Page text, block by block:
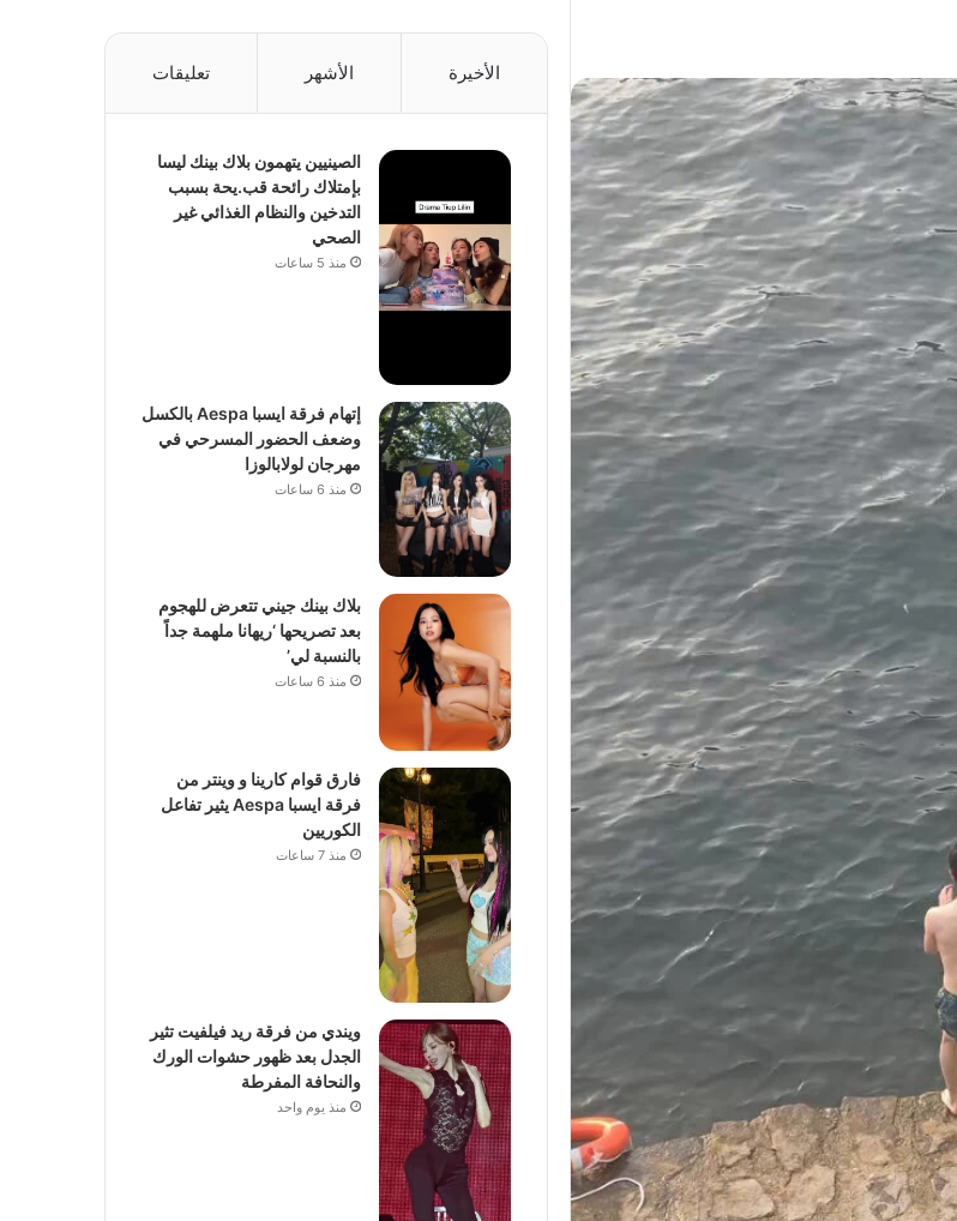
الأخيرة الأشهر تعليقات
الصينيين يتهمون بلاك بينك ليسا
بإمتلاك رائحة قب.يحة بسبب
التدخين والنظام الغذائي غير
الصحي
منذ 5 ساعات
إتهام فرقة ايسبا Aespa بالكسل
وضعف الحضور المسرحي في
مهرجان لولابالوزا
منذ 6 ساعات
بلاك بينك جيني تتعرض للهجوم
بعد تصريحها ‘ريهانا ملهمة جداً
بالنسبة لي’
منذ 6 ساعات
فارق قوام كارينا و وينتر من
فرقة ايسبا Aespa يثير تفاعل
الكوريين
منذ 7 ساعات
ويندي من فرقة ريد فيلفيت تثير
الجدل بعد ظهور حشوات الورك
والنحافة المفرطة
منذ يوم واحد